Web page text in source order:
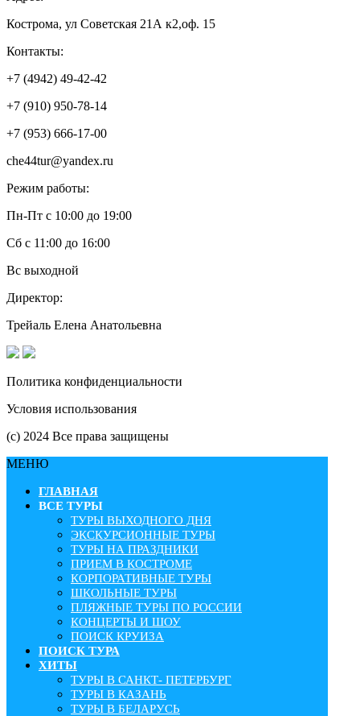
Кострома, ул Советская 21А к2,оф. 15
Контакты:
+7 (4942) 49-42-42
+7 (910) 950-78-14
+7 (953) 666-17-00
che44tur@yandex.ru
Режим работы:
Пн-Пт с 10:00 до 19:00
Сб с 11:00 до 16:00
Вс выходной
Директор:
Трейаль Елена Анатольевна
Политика конфиденциальности
Условия использования
(с) 2024 Все права защищены
МЕНЮ
ГЛАВНАЯ
ВСЕ ТУРЫ
ТУРЫ ВЫХОДНОГО ДНЯ
ЭКСКУРСИОННЫЕ ТУРЫ
ТУРЫ НА ПРАЗДНИКИ
ПРИЕМ В КОСТРОМЕ
КОРПОРАТИВНЫЕ ТУРЫ
ШКОЛЬНЫЕ ТУРЫ
ПЛЯЖНЫЕ ТУРЫ ПО РОССИИ
КОНЦЕРТЫ И ШОУ
ПОИСК КРУИЗА
ПОИСК ТУРА
ХИТЫ
ТУРЫ В САНКТ- ПЕТЕРБУРГ
ТУРЫ В КАЗАНЬ
ТУРЫ В БЕЛАРУСЬ